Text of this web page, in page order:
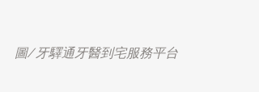
圖/牙驛通牙醫到宅服務平台